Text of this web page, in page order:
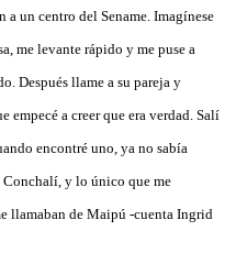
a un centro del Sename. Imagínese
me levante rápido y me puse a
Después llame a su pareja y
empecé a creer que era verdad. Salí
encontré uno, ya no sabía
y lo único que me
llamaban de Maipú -cuenta Ingrid